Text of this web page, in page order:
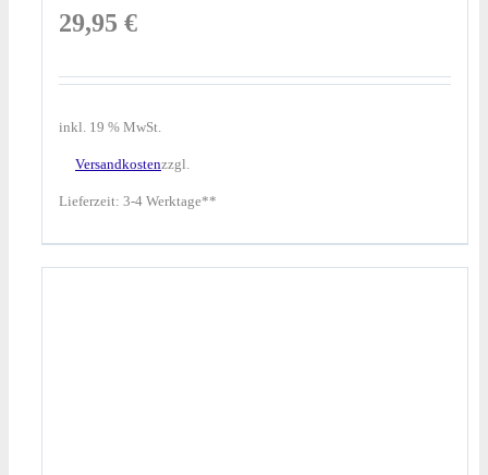
29,95 €
inkl. 19 % MwSt.
zzgl.
Versandkosten
Lieferzeit: 3-4 Werktage**